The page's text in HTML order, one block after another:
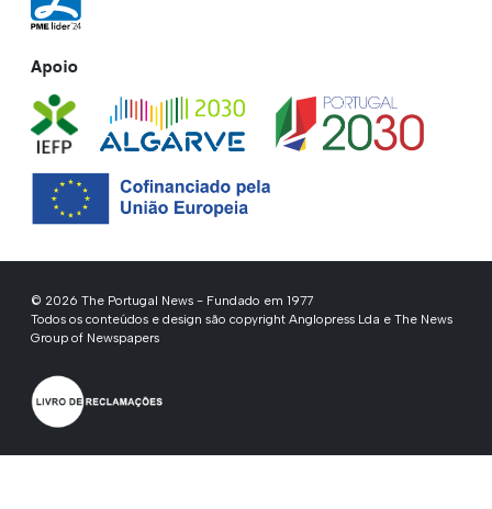
Apoio
© 2026 The Portugal News - Fundado em 1977
Todos os conteúdos e design são copyright Anglopress Lda e The News
Group of Newspapers